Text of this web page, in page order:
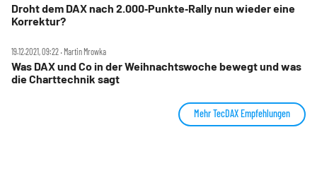
Droht dem DAX nach 2.000‑Punkte‑Rally nun wieder eine
Korrektur?
19.12.2021, 09:22 ‧ Martin Mrowka
Was DAX und Co in der Weihnachtswoche bewegt und was
die Charttechnik sagt
Mehr TecDAX Empfehlungen